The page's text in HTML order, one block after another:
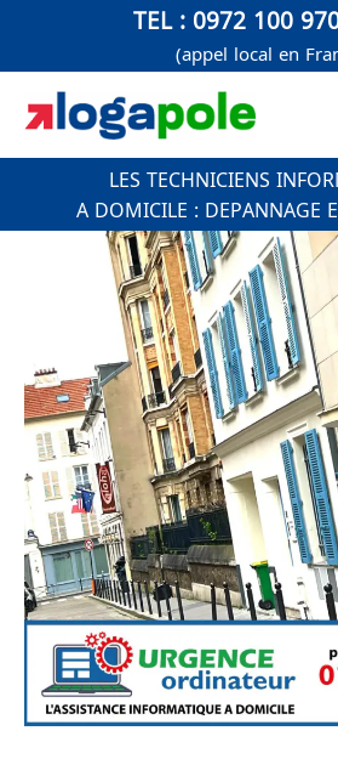
contenu
TEL : 0972 100
(appel local en
LES TECHNICIENS
A DOMICILE : DEPANNAGE